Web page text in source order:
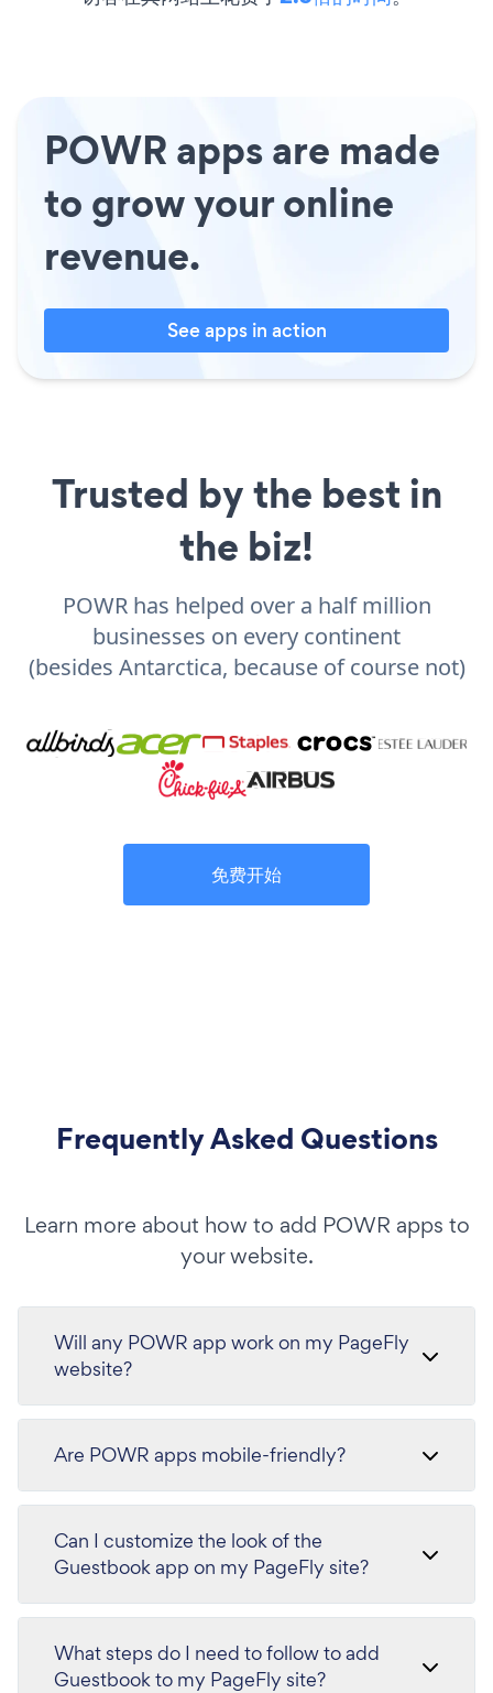
POWR apps are made
to grow your online
revenue.
See apps in action
Trusted by the best in
the biz!
POWR has helped over a half million
businesses on every continent
(besides Antarctica, because of course not)
免费开始
Frequently Asked Questions
Learn more about how to add POWR apps to
your website.
Will any POWR app work on my PageFly
website?
Are POWR apps mobile-friendly?
Can I customize the look of the
Guestbook app on my PageFly site?
What steps do I need to follow to add
Guestbook to my PageFly site?